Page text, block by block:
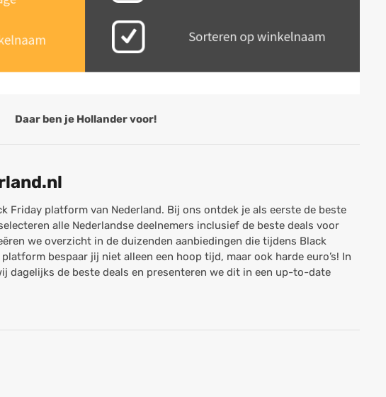
Daar ben je Hollander voor!
Friday platform van Nederland. Bij ons ontdek je als eerste de beste
alle Nederlandse deelnemers inclusief de beste deals voor
we overzicht in de duizenden aanbiedingen die tijdens Black
bespaar jij niet alleen een hoop tijd, maar ook harde euro’s! In
dagelijks de beste deals en presenteren we dit in een up-to-date